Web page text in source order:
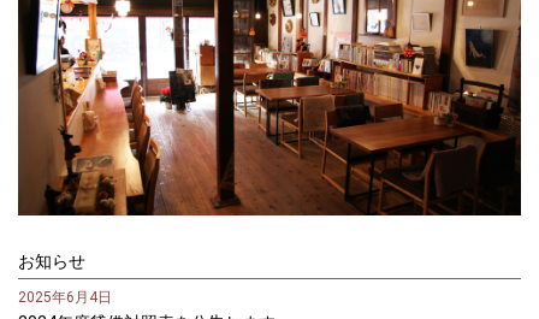
お知らせ
2025年6月4日